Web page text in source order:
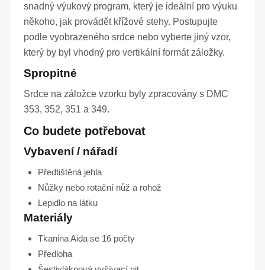
snadný výukový program, který je ideální pro výuku
někoho, jak provádět křížové stehy. Postupujte
podle vyobrazeného srdce nebo vyberte jiný vzor, ​​
který by byl vhodný pro vertikální formát záložky.
Spropitné
Srdce na záložce vzorku byly zpracovány s DMC
353, 352, 351 a 349.
Co budete potřebovat
Vybavení / nářadí
Předtištěná jehla
Nůžky nebo rotační nůž a rohož
Lepidlo na látku
Materiály
Tkanina Aida se 16 počty
Předloha